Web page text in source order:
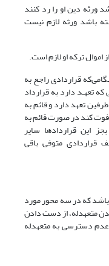
ورثه دین او را رد کنند
باشد ورثه لازم نیست
ترکه او لازم است.
قراردادی راجع به
تعهـد دارد به قرارداد
تعهد دارد و قائم به
کند در صورت قائم به
این قراردادها سایر
قراردادی متوفی باقی
که در سه محور مورد
متعهدله، از دست دادن
دسترسی به متعهدله